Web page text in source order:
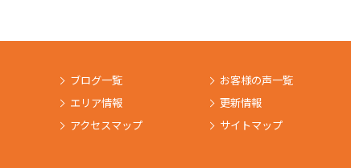
ブログ一覧
エリア情報
アクセスマップ
お客様の声一覧
更新情報
サイトマップ